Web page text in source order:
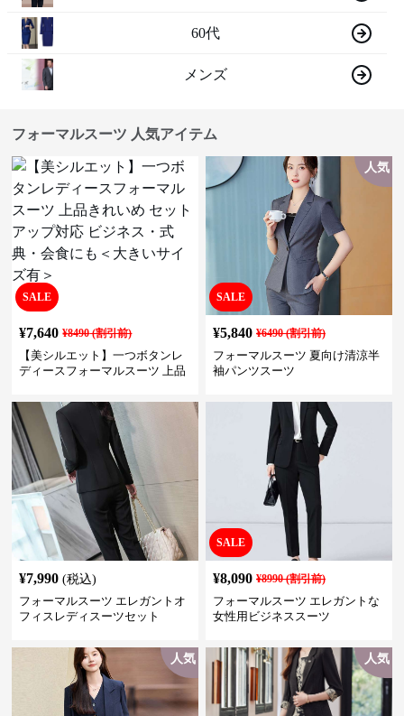
60代
メンズ
フォーマルスーツ 人気アイテム
SALE
¥7,640 ¥8490(割引前)
【美シルエット】一つボタンレ
ディースフォーマルスーツ 上品
ネス・式典・会食にも＜大きい
サイズ有＞
SALE
人気
¥5,840 ¥6490(割引前)
フォーマルスーツ 夏向け清涼半
袖パンツスーツ
¥7,990 (税込)
フォーマルスーツ エレガントオ
フィスレディスーツセット
SALE
¥8,090 ¥8990(割引前)
フォーマルスーツ エレガントな
女性用ビジネススーツ
人気 人気